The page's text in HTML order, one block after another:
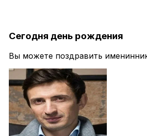
Сегодня день рождения
Вы можете поздравить